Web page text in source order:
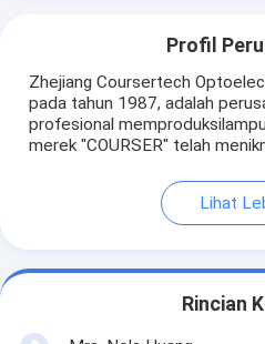
Profil
Zhejiang Coursertech
pada tahun 1987, adalah
profesional
merek "COURSER" telah
Lihat
Rincian